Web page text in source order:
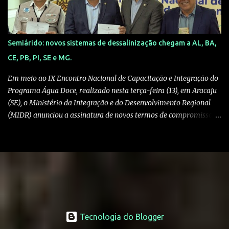
compradores dizendo: "Pensei que era golpe, mas chegou!" .
Cuidado: são perfis fakes ou bots programados para passar uma
falsa sensação de segurança. 3. O Desvio de Plataforma: Ao tentar
comprar, você é retirado da rede social e levado para um site
externo. Assim que o pagamento (geralmente via Pix) é feito, a
página desaparece ou trava em uma tela de "pendênci...
Semiárido: novos sistemas de dessalinização chegam a AL, BA,
CE, PB, PI, SE e MG.
Em meio ao IX Encontro Nacional de Capacitação e Integração do
Programa Água Doce, realizado nesta terça-feira (13), em Aracaju
(SE), o Ministério da Integração e do Desenvolvimento Regional
(MIDR) anunciou a assinatura de novos termos de compromisso
Sergipe. Um investimento de R$ 75,6 milhões, com recursos do
beneficiou mais de 262 mil pessoas em todo o semiárido, com a
Tecnologia do Blogger